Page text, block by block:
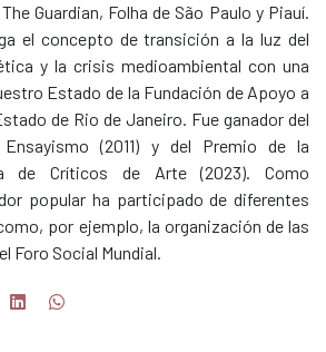
Guardian, Folha de São Paulo y Piauí.
el concepto de transición a la luz del
y la crisis medioambiental con una
Estado de la Fundación de Apoyo a
de Rio de Janeiro. Fue ganador del
(2011) y del Premio de la
de Críticos de Arte (2023). Como
popular ha participado de diferentes
por ejemplo, la organización de las
Foro Social Mundial.